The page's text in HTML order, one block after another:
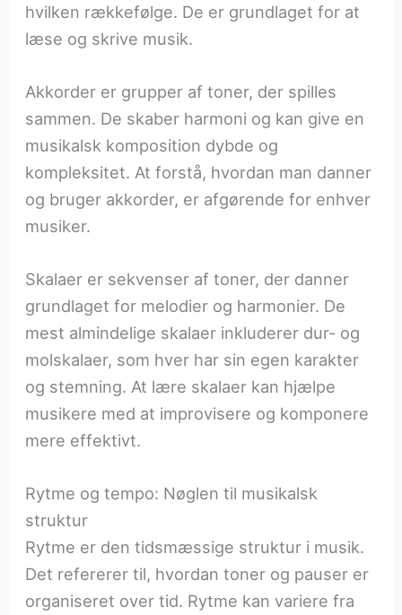
hvilken rækkefølge. De er grundlaget for at
læse og skrive musik.
Akkorder er grupper af toner, der spilles
sammen. De skaber harmoni og kan give en
musikalsk komposition dybde og
kompleksitet. At forstå, hvordan man danner
og bruger akkorder, er afgørende for enhver
musiker.
Skalaer er sekvenser af toner, der danner
grundlaget for melodier og harmonier. De
mest almindelige skalaer inkluderer dur- og
molskalaer, som hver har sin egen karakter
og stemning. At lære skalaer kan hjælpe
musikere med at improvisere og komponere
mere effektivt.
Rytme og tempo: Nøglen til musikalsk
struktur
Rytme er den tidsmæssige struktur i musik.
Det refererer til, hvordan toner og pauser er
organiseret over tid. Rytme kan variere fra